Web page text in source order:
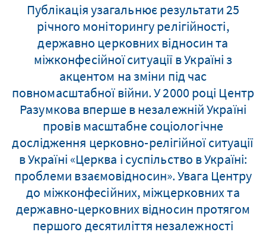
Публікація узагальнює результати 25
річного моніторингу релігійності,
державно церковних відносин та
міжконфесійної ситуації в Україні з
акцентом на зміни під час
повномасштабної війни. У 2000 році Центр
Разумкова вперше в незалежній Україні
провів масштабне соціологічне
дослідження церковно-релігійної ситуації
в Україні «Церква і суспільство в Україні:
проблеми взаємовідносин». Увага Центру
до міжконфесійних, міжцерковних та
державно-церковних відносин протягом
першого десятиліття незалежності